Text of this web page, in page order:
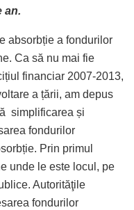
an.
absorbție a fondurilor
Ca să nu mai fie
financiar 2007-2013,
a țării, am depus
simplificarea și
fondurilor
Prin primul
unde le este locul, pe
Autorităţile
fondurilor